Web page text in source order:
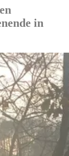
in